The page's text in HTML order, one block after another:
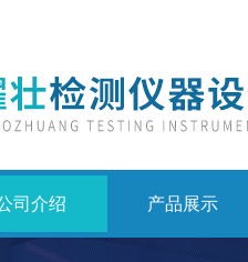
司介绍 产品展示